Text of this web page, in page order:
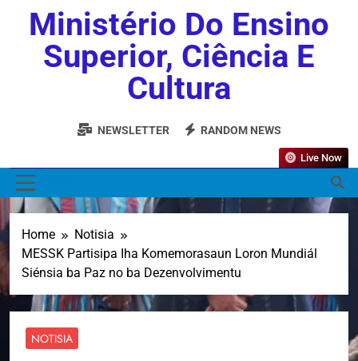
Ministério Do Ensino
Superior, Ciência E
Cultura
NEWSLETTER RANDOM NEWS
Live Now
Home
Notisia
MESSK Partisipa Iha Komemorasaun Loron Mundiál
Siénsia ba Paz no ba Dezenvolvimentu
NOTISIA